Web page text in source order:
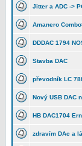
Jitter a ADC ->
Amanero
DDDAC 1794
Stavba DAC
převodník LC
Nový USB DAC
HB DAC1704
zdravím DAc a